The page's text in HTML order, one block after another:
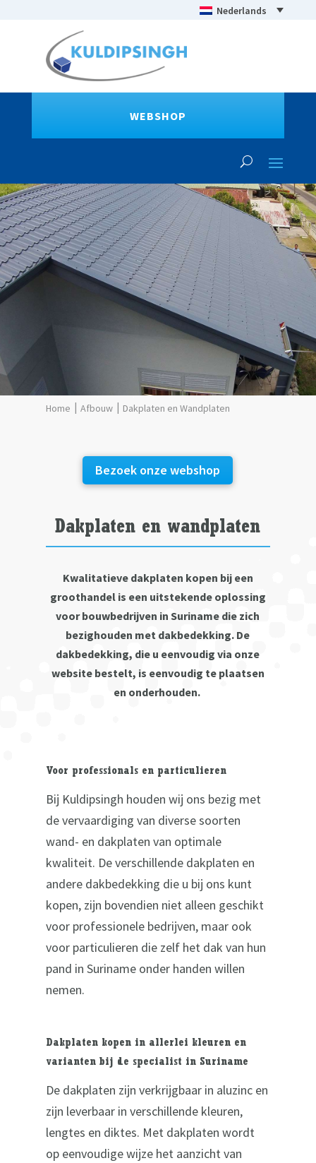
Nederlands
WEBSHOP
Afbouw Dakplaten en Wandplaten
Bezoek onze webshop
Dakplaten en wandplaten
Kwalitatieve dakplaten kopen bij een
groothandel is een uitstekende oplossing
voor bouwbedrijven in Suriname die zich
bezighouden met dakbedekking. De
dakbedekking, die u eenvoudig via onze
website bestelt, is eenvoudig te plaatsen
en onderhouden.
Voor professionals en particulieren
Bij Kuldipsingh houden wij ons bezig met
de vervaardiging van diverse soorten
wand- en dakplaten van optimale
kwaliteit. De verschillende dakplaten en
andere dakbedekking die u bij ons kunt
kopen, zijn bovendien niet alleen geschikt
voor professionele bedrijven, maar ook
voor particulieren die zelf het dak van hun
pand in Suriname onder handen willen
nemen.
Dakplaten kopen in allerlei kleuren en
varianten bij de specialist in Suriname
De dakplaten zijn verkrijgbaar in aluzinc en
zijn leverbaar in verschillende kleuren,
lengtes en diktes. Met dakplaten wordt
op eenvoudige wijze het aanzicht van